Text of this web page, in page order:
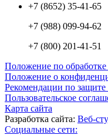
+7 (8652) 35-41-65
+7 (988) 099-94-62
+7 (800) 201-41-51
Положение по
Положение о
Рекомендации по
Пользовательское
Карта сайта
Разработка сайта: Веб-
Социальные сети: